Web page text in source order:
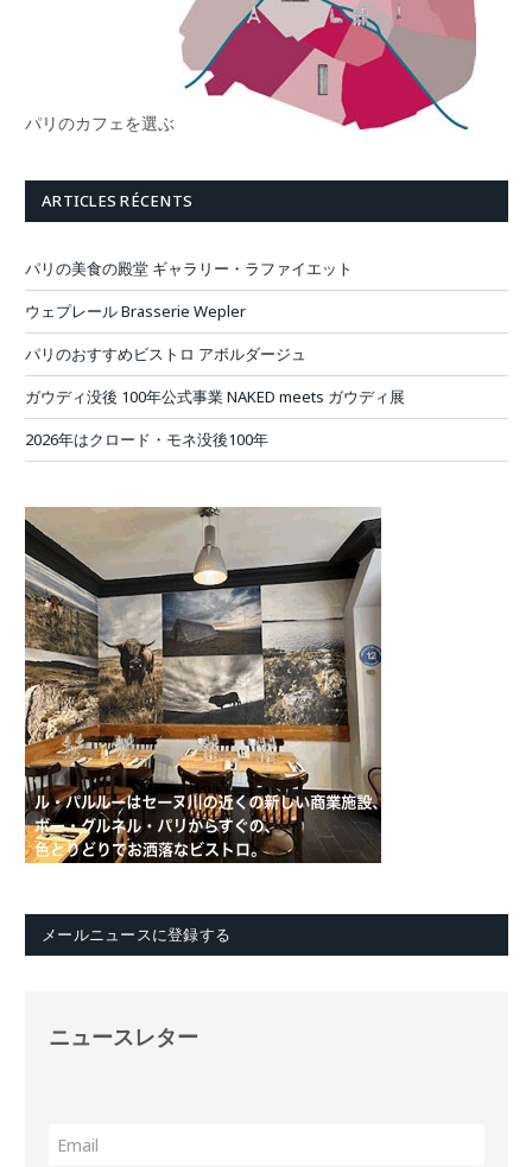
パリのカフェを選ぶ
ARTICLES RÉCENTS
パリの美食の殿堂 ギャラリー・ラファイエット
ウェプレール Brasserie Wepler
パリのおすすめビストロ アボルダージュ
ガウディ没後 100年公式事業 NAKED meets ガウディ展
2026年はクロード・モネ没後100年
メールニュースに登録する
ニュースレター